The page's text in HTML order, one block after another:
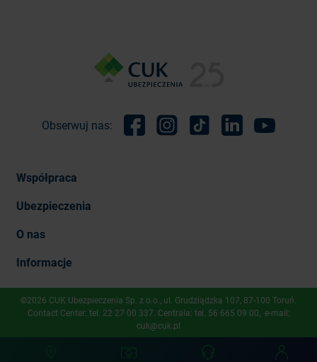
Obserwuj nas:
Współpraca
Ubezpieczenia
O nas
Informacje
©2026 CUK Ubezpieczenia Sp. z o.o., ​ul. Grudziądzka 107, 87-100 Toruń.
Contact Center: tel. 22 27 00 337 . Centrala: tel. 56 665 09 00 , e-mail:
cuk@cuk.pl